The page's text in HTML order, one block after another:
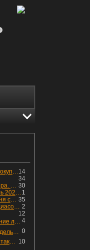
14
Продал то, что нельзя было покупать. Изменения в портфеле
34
30
Евротранс — гениальная афера. Собрал с инвесторов денег, выплатил дивидендов больше текущей капитализации и ушёл в дефолт
1
Грузоперевозки по ЖД за июль 2026 г. — четвёртый месяц подряд роста, чёрные металлы на уровне прошлого года, а каменный уголь в плюсе.
35
10 млн р на счету сделали меня счастливым? Ожидание vs Реальность!
2
Обновляем информацию по Диасофту: дивиденды и выкуп
12
4
📺М.Видео: успешное погашение любимого флоатера
0
📈ИНФЛЯЦИЯ В РОССИИ: недельная дефляция, но в годовом выражении рост 😢
10
Другие цеха отказываются от таких деталей — а мы построили на них производство с оборотом 70 млн